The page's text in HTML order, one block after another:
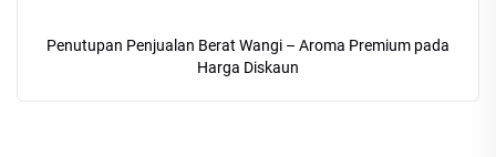
Penutupan Penjualan Berat Wangi – Aroma Premium pada
Harga Diskaun